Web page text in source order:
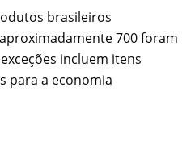
brasileiros
700 foram
incluem itens
para a economia